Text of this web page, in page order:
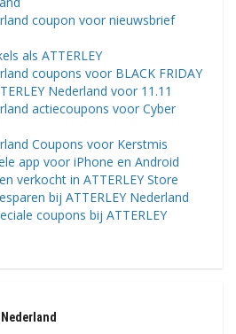
coupon voor nieuwsbrief
als ATTERLEY
coupons voor BLACK FRIDAY
Nederland voor 11.11
actiecoupons voor Cyber
Coupons voor Kerstmis
app voor iPhone en Android
verkocht in ATTERLEY Store
bij ATTERLEY Nederland
coupons bij ATTERLEY